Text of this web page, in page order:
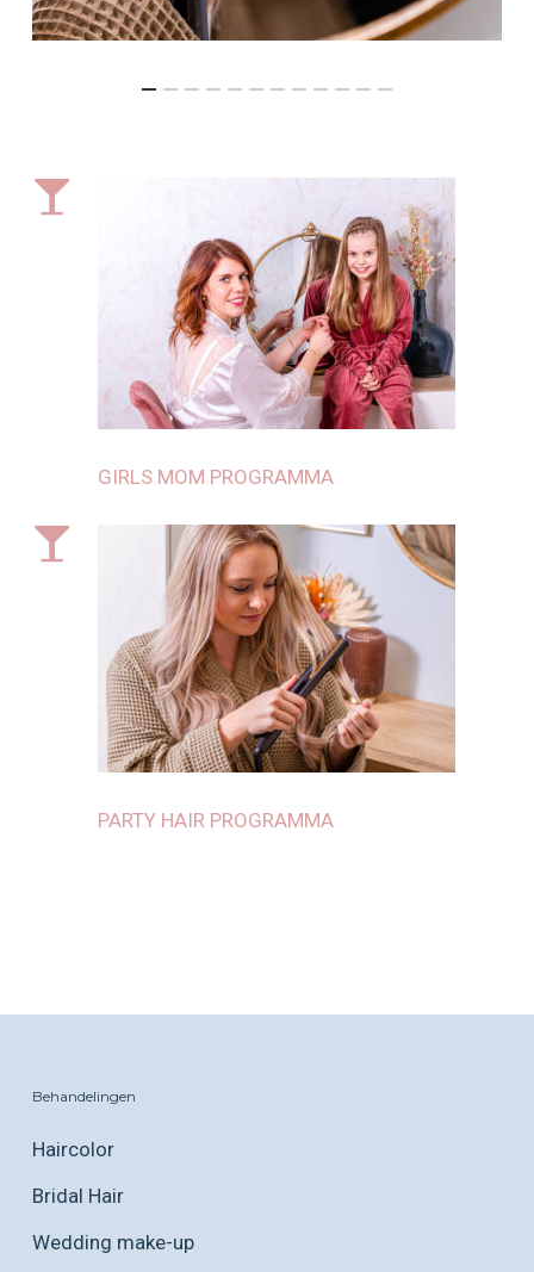
GIRLS MOM PROGRAMMA
PARTY HAIR PROGRAMMA
Behandelingen
Haircolor
Bridal Hair
Wedding make-up